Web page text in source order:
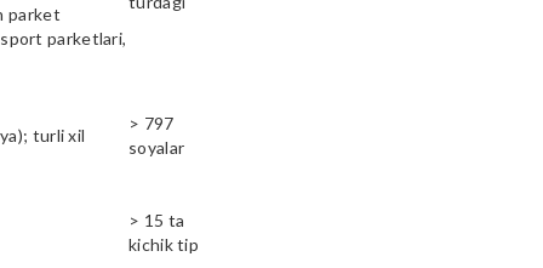
parket
parketlari,
turli xil
> 797
soyalar
> 15 ta
kichik tip